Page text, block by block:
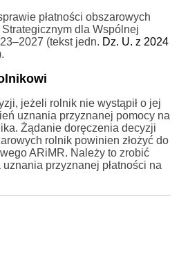
płatności obszarowych
dla Wspólnej
(tekst jedn. Dz. U. z 2024
jeżeli rolnik nie wystąpił o jej
uznania przyznanej pomocy na
Żądanie doręczenia decyzji
rolnik powinien złożyć do
ARiMR. Należy to zrobić
przyznanej płatności na